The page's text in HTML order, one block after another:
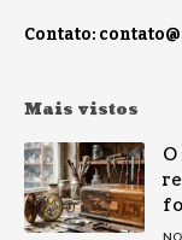
Contato:
Mais vistos